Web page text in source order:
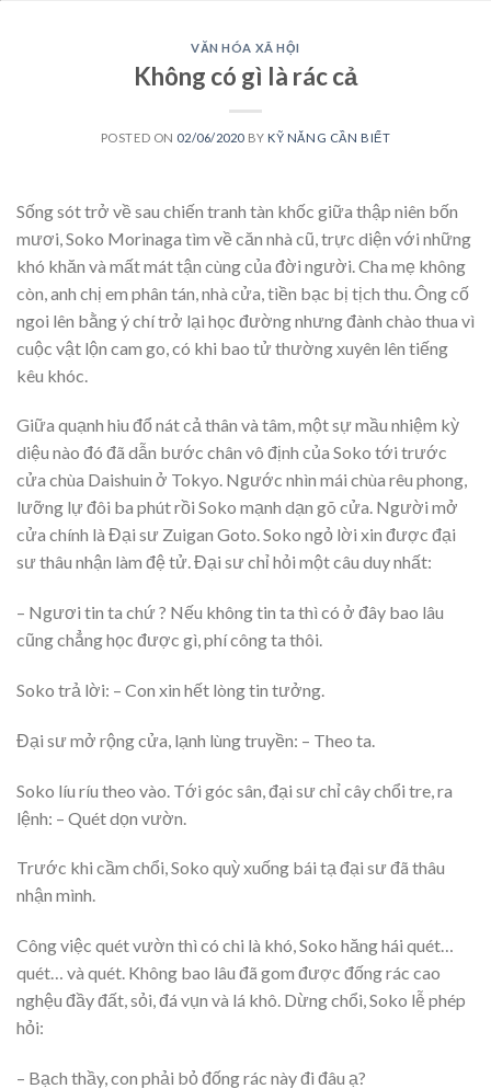
VĂN HÓA XÃ HỘI
Không có gì là rác cả
POSTED ON 02/06/2020 BY KỸ NĂNG CẦN BIẾT
Sống sót trở về sau chiến tranh tàn khốc giữa thập niên bốn
mươi, Soko Morinaga tìm về căn nhà cũ, trực diện với những
khó khăn và mất mát tận cùng của đời người. Cha mẹ không
còn, anh chị em phân tán, nhà cửa, tiền bạc bị tịch thu. Ông cố
ngoi lên bằng ý chí trở lại học đường nhưng đành chào thua vì
cuộc vật lộn cam go, có khi bao tử thường xuyên lên tiếng
kêu khóc.
Giữa quạnh hiu đổ nát cả thân và tâm, một sự mầu nhiệm kỳ
diệu nào đó đã dẫn bước chân vô định của Soko tới trước
cửa chùa Daishuin ở Tokyo. Ngước nhìn mái chùa rêu phong,
lưỡng lự đôi ba phút rồi Soko mạnh dạn gõ cửa. Người mở
cửa chính là Đại sư Zuigan Goto. Soko ngỏ lời xin được đại
sư thâu nhận làm đệ tử. Đại sư chỉ hỏi một câu duy nhất:
– Ngươi tin ta chứ ? Nếu không tin ta thì có ở đây bao lâu
cũng chẳng học được gì, phí công ta thôi.
Soko trả lời: – Con xin hết lòng tin tưởng.
Đại sư mở rộng cửa, lạnh lùng truyền: – Theo ta.
Soko líu ríu theo vào. Tới góc sân, đại sư chỉ cây chổi tre, ra
lệnh: – Quét dọn vườn.
Trước khi cầm chổi, Soko quỳ xuống bái tạ đại sư đã thâu
nhận mình.
Công việc quét vườn thì có chi là khó, Soko hăng hái quét…
quét… và quét. Không bao lâu đã gom được đống rác cao
nghệu đầy đất, sỏi, đá vụn và lá khô. Dừng chổi, Soko lễ phép
hỏi:
– Bạch thầy, con phải bỏ đống rác này đi đâu ạ?